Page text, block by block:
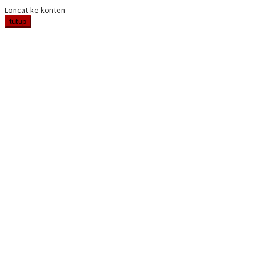
Loncat ke konten
tutup